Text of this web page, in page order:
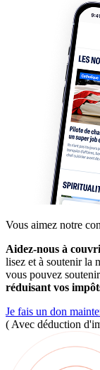
Vous aimez notre
Aidez-nous à
lisez et à soutenir la
vous pouvez soutenir
réduisant vos
Je fais un don
( Avec déduction